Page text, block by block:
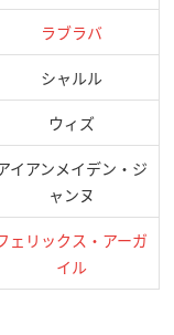
ラブラバ
シャルル
ウィズ
イアンメイデン・ジ
ャンヌ
ェリックス・アーガ
イル